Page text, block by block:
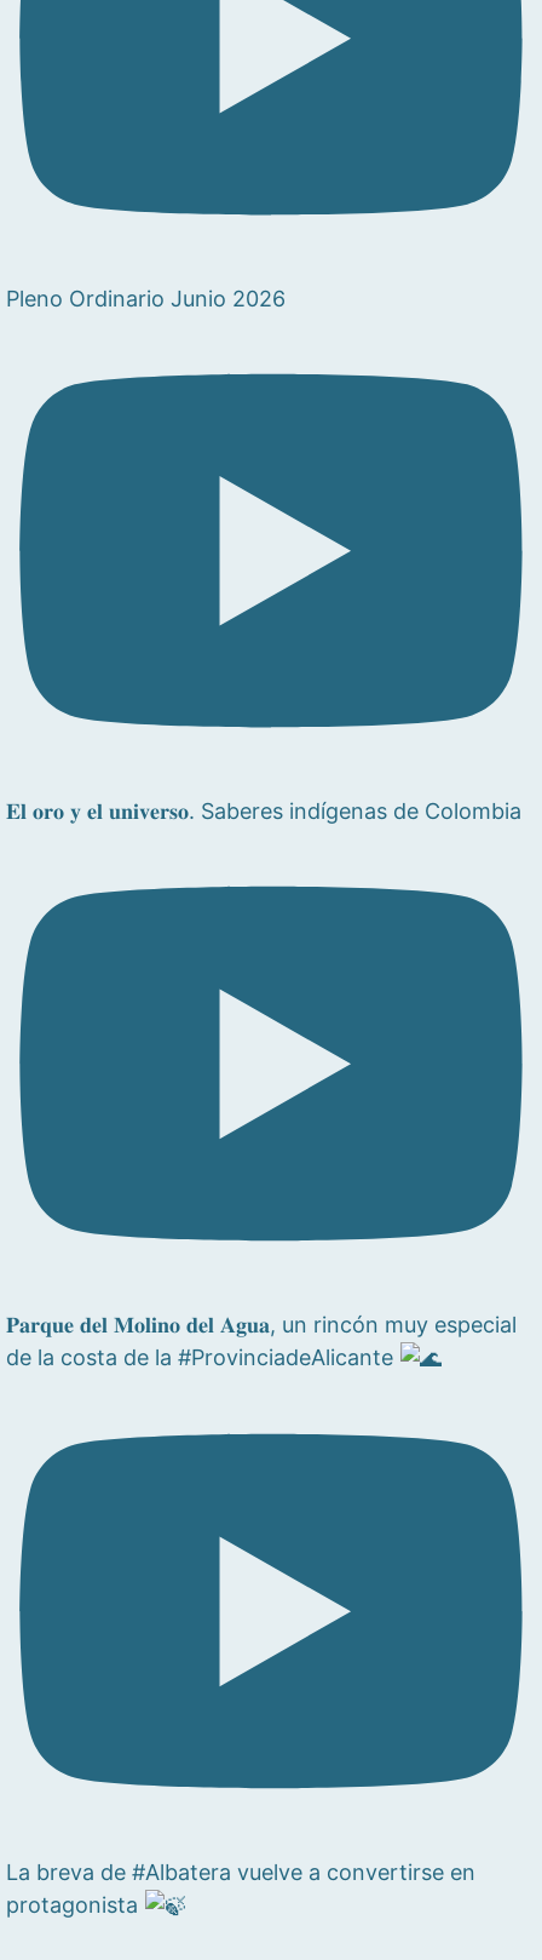
Pleno Ordinario Junio 2026
𝐄𝐥 𝐨𝐫𝐨 𝐲 𝐞𝐥 𝐮𝐧𝐢𝐯𝐞𝐫𝐬𝐨. Saberes indígenas de Colombia
𝐏𝐚𝐫𝐪𝐮𝐞 𝐝𝐞𝐥 𝐌𝐨𝐥𝐢𝐧𝐨 𝐝𝐞𝐥 𝐀𝐠𝐮𝐚, un rincón muy especial
de la costa de la #ProvinciadeAlicante
La breva de #Albatera vuelve a convertirse en
protagonista